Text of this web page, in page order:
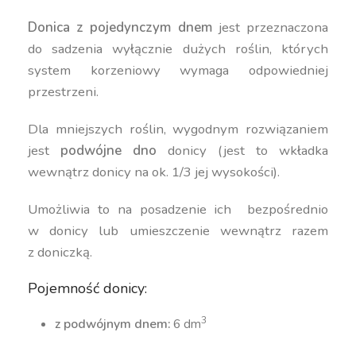
Donica z pojedynczym dnemjest przeznaczona
do sadzenia wyłącznie dużych roślin, których
system korzeniowy wymaga odpowiedniej
przestrzeni.
Dla mniejszych roślin, wygodnym rozwiązaniem
jest podwójne dno donicy (jest to wkładka
wewnątrz donicy na ok. 1/3 jej wysokości).
Umożliwia to na posadzenie ich bezpośrednio
w donicy lub umieszczenie wewnątrz razem
z doniczką.
Pojemność donicy:
z podwójnym dnem:6 dm3